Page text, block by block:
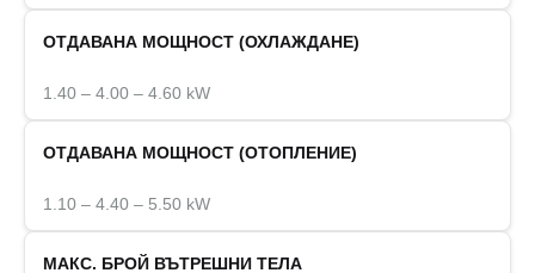
ОТДАВАНА МОЩНОСТ (ОХЛАЖДАНЕ)
1.40 – 4.00 – 4.60 kW
ОТДАВАНА МОЩНОСТ (ОТОПЛЕНИЕ)
1.10 – 4.40 – 5.50 kW
МАКС. БРОЙ ВЪТРЕШНИ ТЕЛА